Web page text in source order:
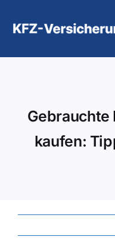
Inhalt
Hilfe und Kontakt
kaufen: